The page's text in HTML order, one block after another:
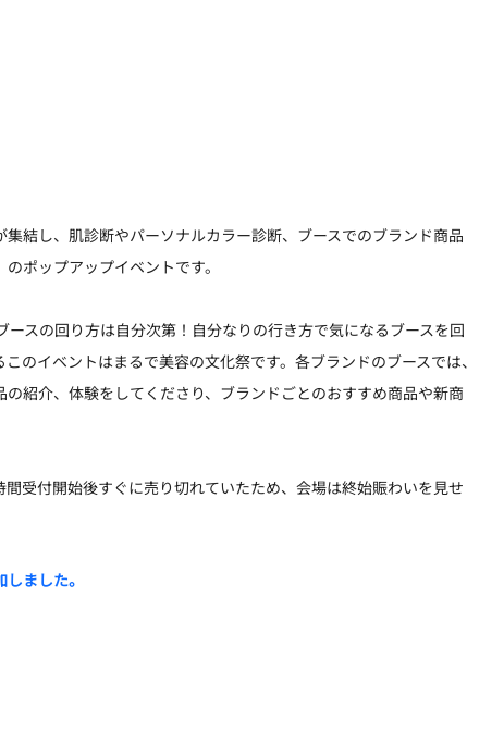
結し、肌診断やパーソナルカラー診断、ブースでのブランド商品
ポップアップイベントです。
スの回り方は自分次第！自分なりの行き方で気になるブースを回
のイベントはまるで美容の文化祭です。各ブランドのブースでは、
紹介、体験をしてくださり、ブランドごとのおすすめ商品や新商
受付開始後すぐに売り切れていたため、会場は終始賑わいを見せ
ました。